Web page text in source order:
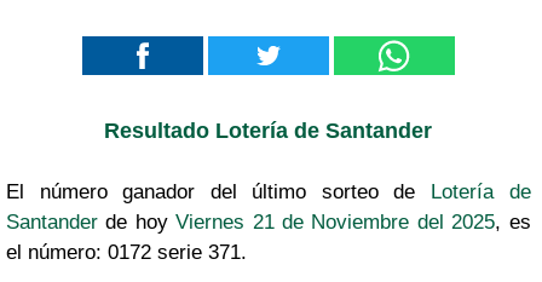
Resultado Lotería de Santander
El número ganador del último sorteo de Lotería de
Santander de hoyViernes 21 de Noviembre del 2025, es
el número: 0172 serie 371.